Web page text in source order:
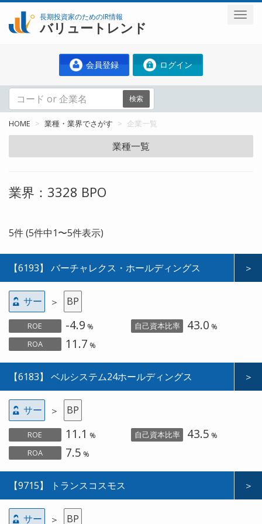
長期投資家のためのIR情報
バリュートレンド
会員登録 ログイン
検索
HOME 業種・業界でさがす 企業一覧
業種一覧
業界：3328 BPO
5件 (5件中1〜5件表示)
＞
【6193】 バーチャレクス・ホールディングス
サー ＞ BP
ROE -4.9 % 自己資本比率 43.0 %
ROA
11.7 %
＞
【6183】 ベルシステム24ホールディングス
サー ＞ BP
ROE 11.1 % 自己資本比率 43.5 %
ROA
7.5 %
＞
【9715】 トランスコスモス
サー ＞ BP